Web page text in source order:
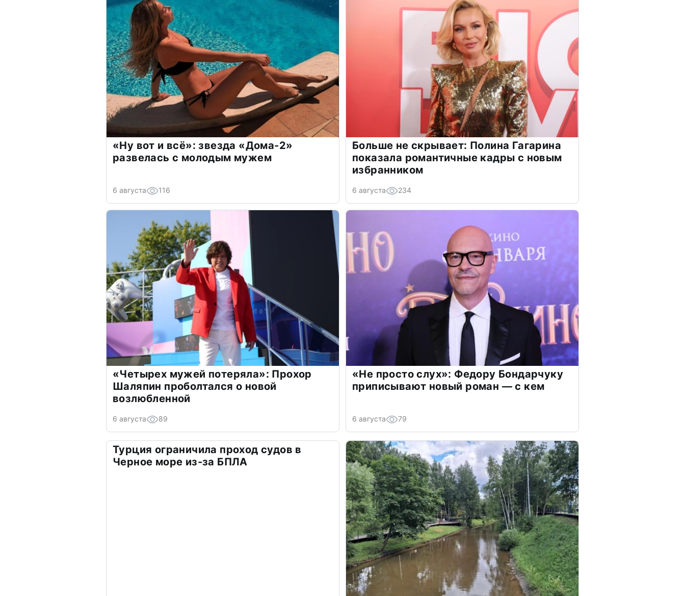
«Ну вот и всё»: звезда «Дома-2»
развелась с молодым мужем
6 августа 116
Больше не скрывает: Полина Гагарина
показала романтичные кадры с новым
избранником
6 августа 234
«Четырех мужей потеряла»: Прохор
Шаляпин проболтался о новой
возлюбленной
6 августа 89
«Не просто слух»: Федору Бондарчуку
приписывают новый роман — с кем
6 августа 79
Турция ограничила проход судов в
Черное море из-за БПЛА